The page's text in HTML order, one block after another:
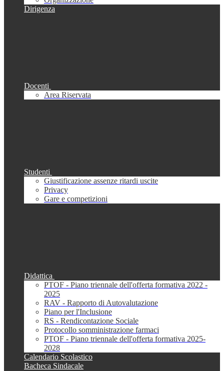
Dirigenza
Docenti
Area Riservata
Studenti
Giustificazione assenze ritardi uscite
Privacy
Gare e competizioni
Didattica
PTOF - Piano triennale dell'offerta formativa 2022 -
2025
RAV - Rapporto di Autovalutazione
Piano per l'Inclusione
RS - Rendicontazione Sociale
Protocollo somministrazione farmaci
PTOF - Piano triennale dell'offerta formativa 2025-
2028
Calendario Scolastico
Bacheca Sindacale